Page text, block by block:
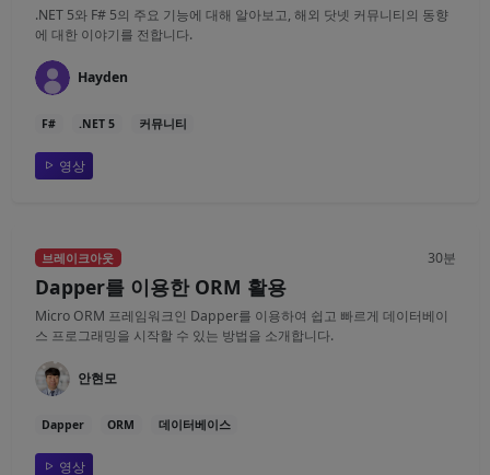
.NET 5와 F# 5의 주요 기능에 대해 알아보고, 해외 닷넷 커뮤니티의 동향
에 대한 이야기를 전합니다.
Hayden
F# .NET 5 커뮤니티
영상
브레이크아웃 30분
Dapper를 이용한 ORM 활용
Micro ORM 프레임워크인 Dapper를 이용하여 쉽고 빠르게 데이터베이
스 프로그래밍을 시작할 수 있는 방법을 소개합니다.
안현모
Dapper ORM 데이터베이스
영상